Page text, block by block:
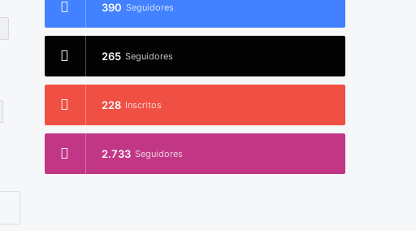
390 Seguidores
265 Seguidores
228 Inscritos
2.733 Seguidores